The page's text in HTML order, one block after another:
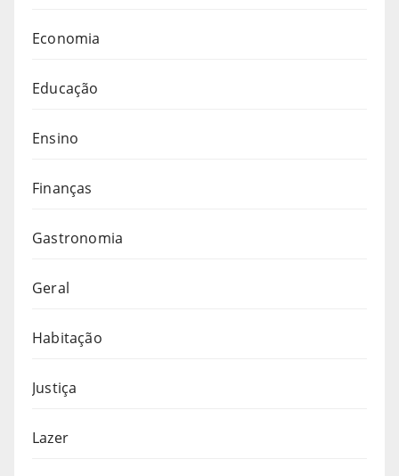
Economia
Educação
Ensino
Finanças
Gastronomia
Geral
Habitação
Justiça
Lazer